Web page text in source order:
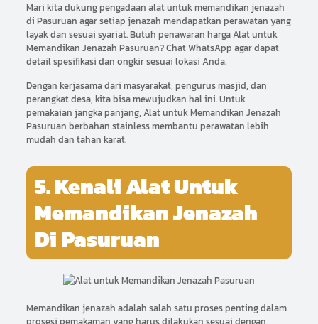
Mari kita dukung pengadaan alat untuk memandikan jenazah
di Pasuruan agar setiap jenazah mendapatkan perawatan yang
layak dan sesuai syariat. Butuh penawaran harga Alat untuk
Memandikan Jenazah Pasuruan? Chat WhatsApp agar dapat
detail spesifikasi dan ongkir sesuai lokasi Anda.
Dengan kerjasama dari masyarakat, pengurus masjid, dan
perangkat desa, kita bisa mewujudkan hal ini. Untuk
pemakaian jangka panjang, Alat untuk Memandikan Jenazah
Pasuruan berbahan stainless membantu perawatan lebih
mudah dan tahan karat.
5. Kenali Alat Untuk
Memandikan Jenazah
Di Pasuruan
Memandikan jenazah adalah salah satu proses penting dalam